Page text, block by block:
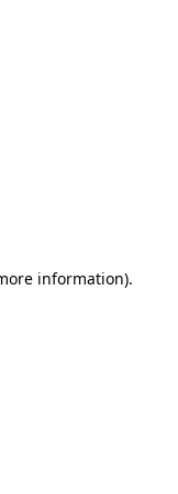
information).